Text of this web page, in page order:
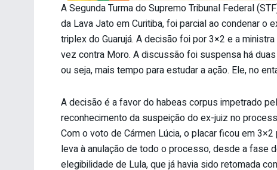
A Segunda Turma do Supremo Tribunal Federal
da Lava Jato em Curitiba, foi parcial ao condenar o
triplex do Guarujá. A decisão foi por 3×2 e a
vez contra Moro. A discussão foi suspensa há
ou seja, mais tempo para estudar a ação. Ele, no
A decisão é a favor do habeas corpus impetrado
reconhecimento da suspeição do ex-juiz no
Com o voto de Cármen Lúcia, o placar ficou em
leva à anulação de todo o processo, desde a fase
elegibilidade de Lula, que já havia sido retomada